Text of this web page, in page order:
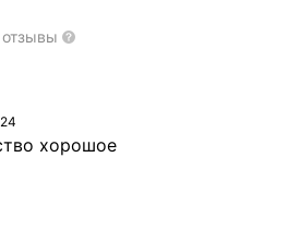
хорошое